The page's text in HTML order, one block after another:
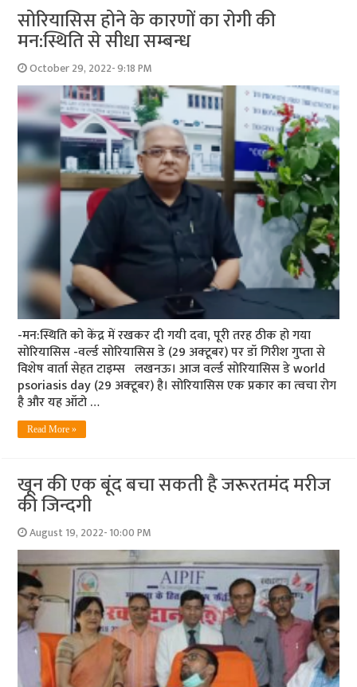
सोरियासिस होने के कारणों का रोगी की
मन:स्थिति से सीधा सम्‍बन्‍ध
October 29, 2022- 9:18 PM
-मन:स्थिति को केंद्र में रखकर दी गयी दवा, पूरी तरह ठीक हो गया
सोरियासिस -वर्ल्‍ड सोरियासिस डे (29 अक्‍टूबर) पर डॉ गिरीश गुप्‍ता से
विशेष वार्ता सेहत टाइम्‍स लखनऊ। आज वर्ल्‍ड सोरियासिस डे world
psoriasis day (29 अक्‍टूबर) है। सोरियासिस एक प्रकार का त्‍वचा रोग
है और यह ऑटो …
Read More »
खून की एक बूंद बचा सकती है जरूरतमंद मरीज
की जिन्‍दगी
August 19, 2022- 10:00 PM